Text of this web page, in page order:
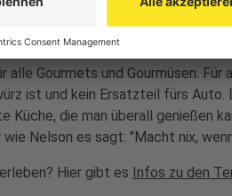
Kitchen Club ein. Ab sofort
oder Nachkochen lassen.
eines bekannten
Gourmets und Gourmüsen. Für
ist und kein Ersatzteil fürs
Küche, die man überall genießen
Nelson es sagt: "Macht nix,
Hier gibt es Infos zu den